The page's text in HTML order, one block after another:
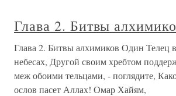
Глава 2. Битвы
Глава 2. Битвы алхимиков Один Телец
небесах, Другой своим хребтом
меж обоими тельцами, - поглядите,
ослов пасет Аллах! Омар Хайям,